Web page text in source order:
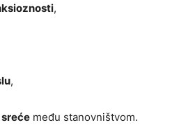
,
,
među stanovništvom.